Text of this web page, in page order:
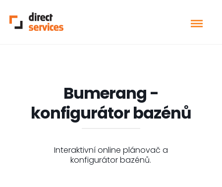
Bumerang -
konfigurátor bazénů
Interaktivní online plánovač a
konfigurátor bazénů.